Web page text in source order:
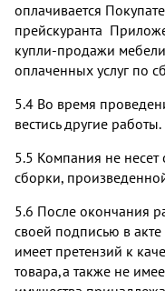
оплачивается
прейскуранта
купли-продажи
оплаченных услуг по
5.4 Во время
вестись другие работы.
5.5 Компания не несет
сборки,
5.6 После окончания
своей подписью в
имеет претензий к
товара,а также не